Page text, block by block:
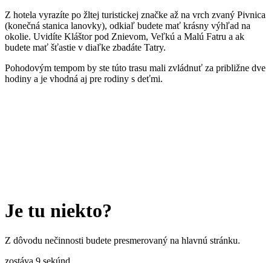
Z hotela vyrazíte po žltej turistickej značke až na vrch zvaný Pivnica
(konečná stanica lanovky), odkiaľ budete mať krásny výhľad na
okolie. Uvidíte Kláštor pod Znievom, Veľkú a Malú Fatru a ak
budete mať šťastie v diaľke zbadáte Tatry.
Pohodovým tempom by ste túto trasu mali zvládnuť za približne dve
hodiny a je vhodná aj pre rodiny s deťmi.
Je tu niekto?
Z dôvodu nečinnosti budete presmerovaný na hlavnú stránku.
zostáva 9 sekúnd